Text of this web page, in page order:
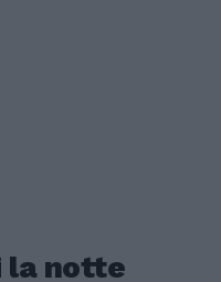
la notte